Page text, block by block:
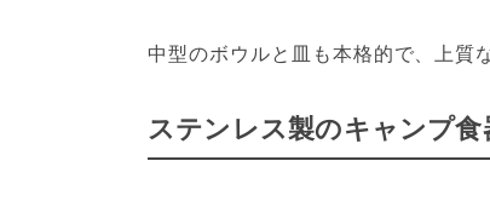
中型のボウルと皿も本格的で、上質
ステンレス製のキャンプ食